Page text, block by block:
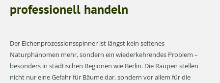
professionell handeln
Der Eichenprozessionsspinner ist längst kein seltenes
Naturphänomen mehr, sondern ein wiederkehrendes Problem –
besonders in städtischen Regionen wie Berlin. Die Raupen stellen
nicht nur eine Gefahr für Bäume dar, sondern vor allem für die